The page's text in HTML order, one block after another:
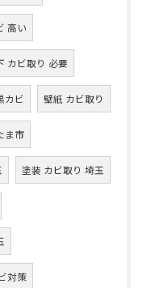
高い
カビ取り 必要
カビ 壁紙 カビ取り
ま市
塗装 カビ取り 埼玉
対策